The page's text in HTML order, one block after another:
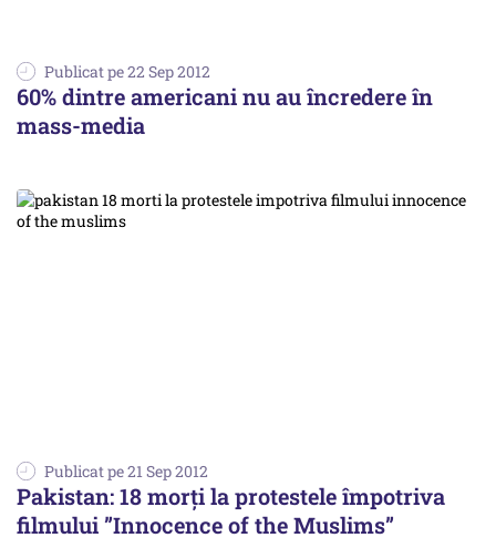
Publicat pe 22 Sep 2012
60% dintre americani nu au încredere în
mass-media
Publicat pe 21 Sep 2012
Pakistan: 18 morți la protestele împotriva
filmului ”Innocence of the Muslims”